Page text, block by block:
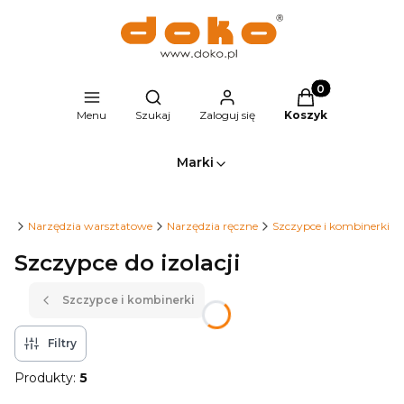
Menu
Otwórz wyszukiwarkę
Szukaj Zaloguj się
Produkty w
Koszyk
Marki
Narzędzia warsztatowe Narzędzia ręczne Szczypce i kombinerki
Szczypce do izolacji
Szczypce i kombinerki
Filtry
Produkty: 5